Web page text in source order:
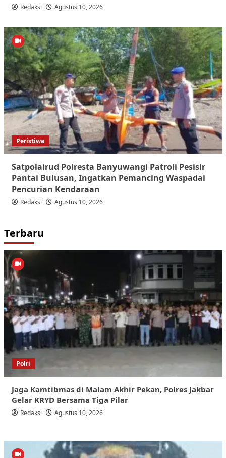
Redaksi Agustus 10, 2026
Peristiwa
Satpolairud Polresta Banyuwangi Patroli Pesisir
Pantai Bulusan, Ingatkan Pemancing Waspadai
Pencurian Kendaraan
Redaksi Agustus 10, 2026
Terbaru
Polri
Jaga Kamtibmas di Malam Akhir Pekan, Polres Jakbar
Gelar KRYD Bersama Tiga Pilar
Redaksi Agustus 10, 2026